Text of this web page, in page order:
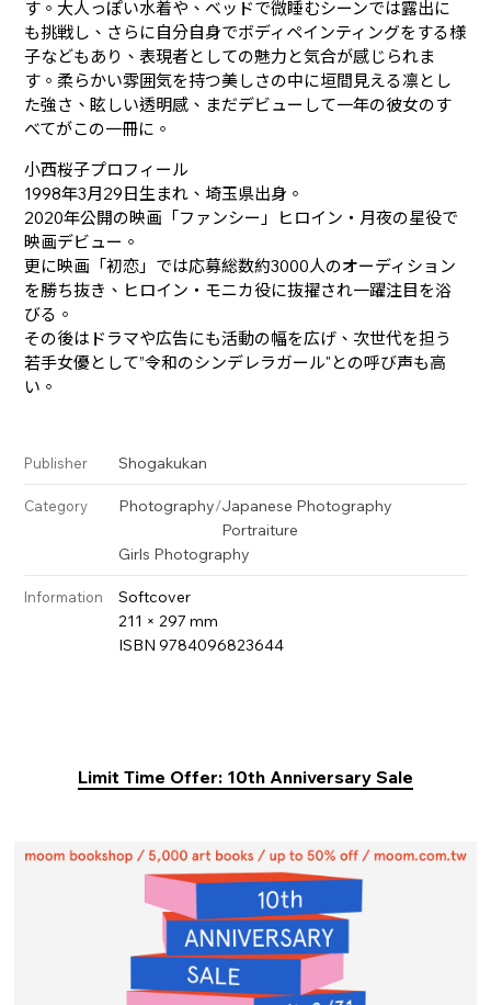
す。大人っぽい水着や、ベッドで微睡むシーンでは露出に
も挑戦し、さらに自分自身でボディペインティングをする様
子などもあり、表現者としての魅力と気合が感じられま
す。柔らかい雰囲気を持つ美しさの中に垣間見える凛とし
た強さ、眩しい透明感、まだデビューして一年の彼女のす
べてがこの一冊に。
小西桜子プロフィール
1998年3月29日生まれ、埼玉県出身。
2020年公開の映画「ファンシー」ヒロイン・月夜の星役で
映画デビュー。
更に映画「初恋」では応募総数約3000人のオーディション
を勝ち抜き、ヒロイン・モニカ役に抜擢され一躍注目を浴
びる。
その後はドラマや広告にも活動の幅を広げ、次世代を担う
若手女優として”令和のシンデレラガール"との呼び声も高
い。
Publisher Shogakukan
Category Photography/Japanese Photography
Portraiture
Girls Photography
Information
Softcover
211 × 297 mm
ISBN 9784096823644
Limit Time Offer: 10th Anniversary Sale